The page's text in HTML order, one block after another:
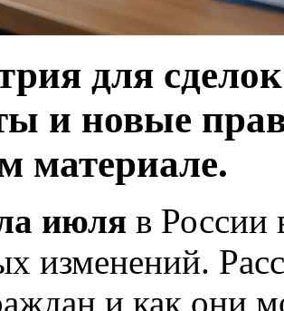
для
и новые
материале.
июля в России
изменений.
и как они